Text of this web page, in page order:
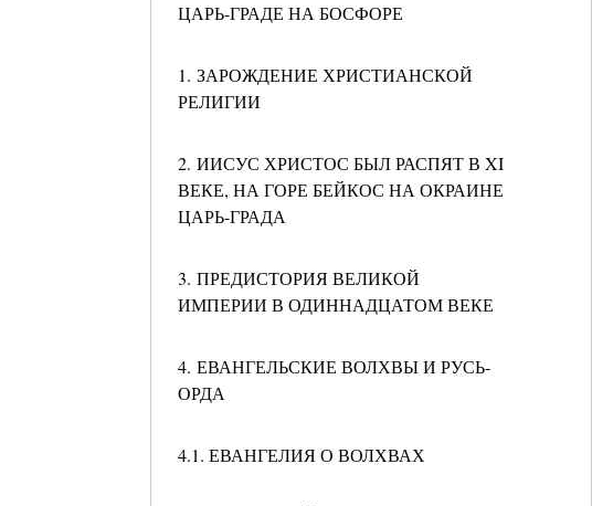
ЦАРЬ-ГРАДЕ НА БОСФОРЕ
1. ЗАРОЖДЕНИЕ ХРИСТИАНСКОЙ
РЕЛИГИИ
2. ИИСУС ХРИСТОС БЫЛ РАСПЯТ В XI
ВЕКЕ, НА ГОРЕ БЕЙКОС НА ОКРАИНЕ
ЦАРЬ-ГРАДА
3. ПРЕДИСТОРИЯ ВЕЛИКОЙ
ИМПЕРИИ В ОДИННАДЦАТОМ ВЕКЕ
4. ЕВАНГЕЛЬСКИЕ ВОЛХВЫ И РУСЬ-
ОРДА
4.1. ЕВАНГЕЛИЯ О ВОЛХВАХ